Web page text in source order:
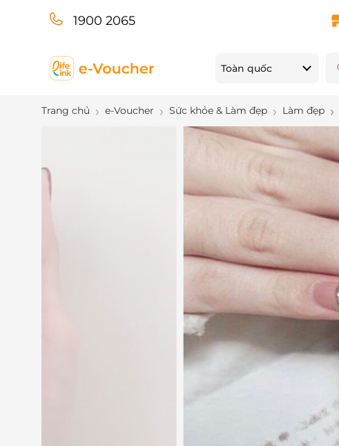
1900 2065
Toàn quốc
Trang chủ e-Voucher Sức khỏe & Làm đẹp Làm đẹp